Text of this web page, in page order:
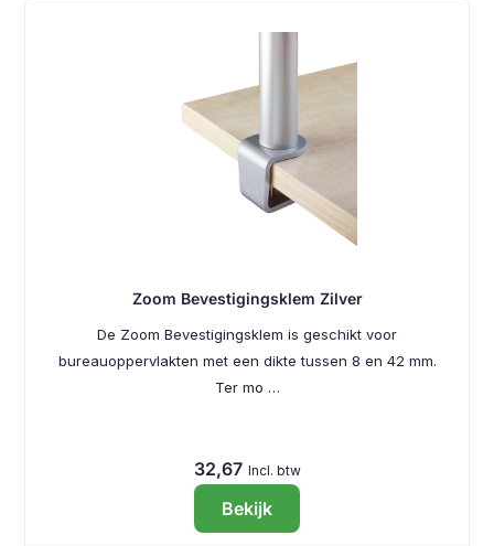
Zoom Bevestigingsklem Zilver
De Zoom Bevestigingsklem is geschikt voor
bureauoppervlakten met een dikte tussen 8 en 42 mm.
Ter mo …
32,67 Incl. btw
Bekijk